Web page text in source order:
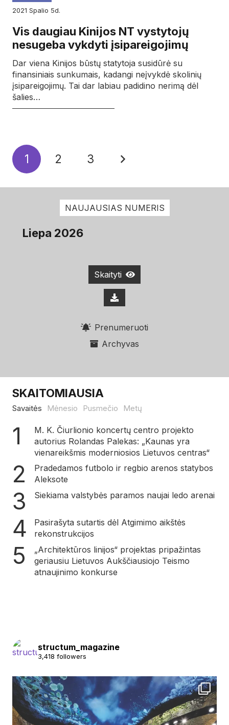
2021
spalio 5d.
Vis daugiau Kinijos NT vystytojų
nesugeba vykdyti įsipareigojimų
Dar viena Kinijos būstų statytoja susidūrė su
finansiniais sunkumais, kadangi neįvykdė skolinių
įsipareigojimų. Tai dar labiau padidino nerimą dėl
šalies…
1 2 3
NAUJAUSIAS NUMERIS
Liepa 2026
Skaityti
Prenumeruoti
Archyvas
SKAITOMIAUSIA
Savaitės Mėnesio Pusmečio Metų
M. K. Čiurlionio koncertų centro projekto
autorius Rolandas Palekas: „Kaunas yra
vienareikšmis moderniosios Lietuvos centras“
Pradedamos futbolo ir regbio arenos statybos
Aleksote
Siekiama valstybės paramos naujai ledo arenai
Pasirašyta sutartis dėl Atgimimo aikštės
rekonstrukcijos
„Architektūros linijos“ projektas pripažintas
geriausiu Lietuvos Aukščiausiojo Teismo
atnaujinimo konkurse
structum_magazine
3,418 followers